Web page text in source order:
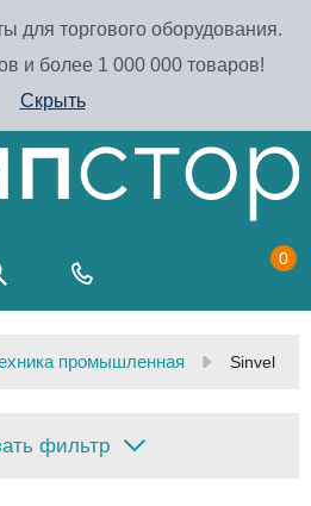
для торгового оборудования.
и более 1 000 000 товаров!
Скрыть
0
промышленная Sinvel
фильтр